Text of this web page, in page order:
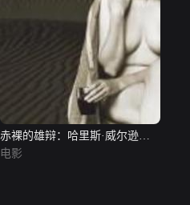
赤裸的雄辩：哈里斯·威尔逊与
爱德华
电影